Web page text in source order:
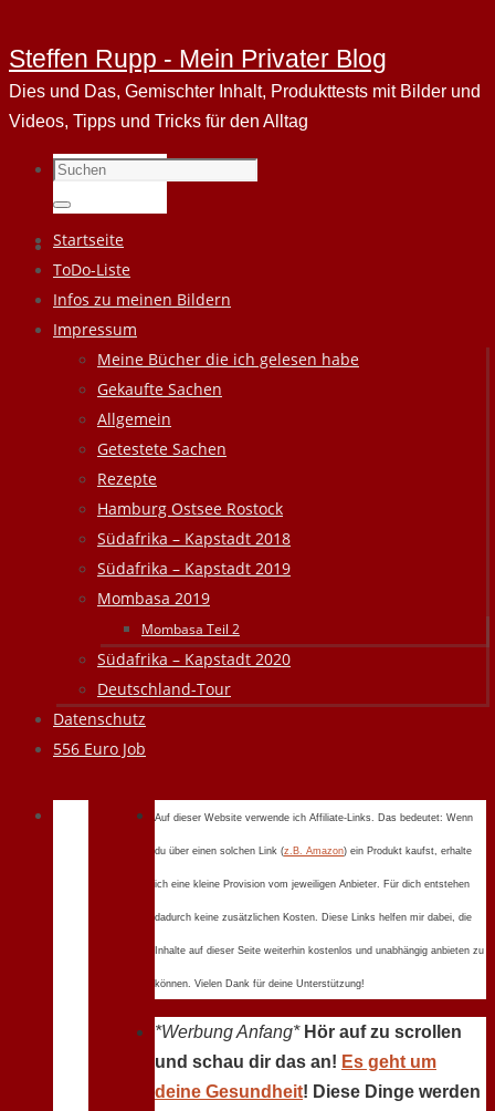
Steffen Rupp - Mein Privater Blog
Dies und Das, Gemischter Inhalt, Produkttests mit Bilder und
Videos, Tipps und Tricks für den Alltag
Suchen
nach:
Suchen
Zum
Inhalt
springen
Startseite
ToDo-Liste
Infos zu meinen Bildern
Impressum
Meine Bücher die ich gelesen habe
Gekaufte Sachen
Allgemein
Getestete Sachen
Rezepte
Hamburg Ostsee Rostock
Südafrika – Kapstadt 2018
Südafrika – Kapstadt 2019
Mombasa 2019
Mombasa Teil 2
Südafrika – Kapstadt 2020
Deutschland-Tour
Datenschutz
556 Euro Job
Auf dieser Website verwende ich Affiliate-Links. Das bedeutet: Wenn
du über einen solchen Link (z.B. Amazon) ein Produkt kaufst, erhalte
ich eine kleine Provision vom jeweiligen Anbieter. Für dich entstehen
dadurch keine zusätzlichen Kosten. Diese Links helfen mir dabei, die
Inhalte auf dieser Seite weiterhin kostenlos und unabhängig anbieten zu
können. Vielen Dank für deine Unterstützung!
*Werbung Anfang* Hör auf zu scrollen
und schau dir das an! Es geht um
deine Gesundheit! Diese Dinge werden